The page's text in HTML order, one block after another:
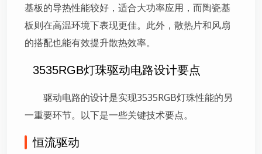
基板的导热性能较好，适合大功率应用，而陶瓷基
板则在高温环境下表现更佳。此外，散热片和风扇
的搭配也能有效提升散热效率。
3535RGB灯珠驱动电路设计要点
驱动电路的设计是实现3535RGB灯珠性能的另
一重要环节。以下是一些关键技术要点。
恒流驱动